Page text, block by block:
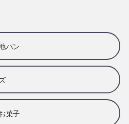
パン
菓子